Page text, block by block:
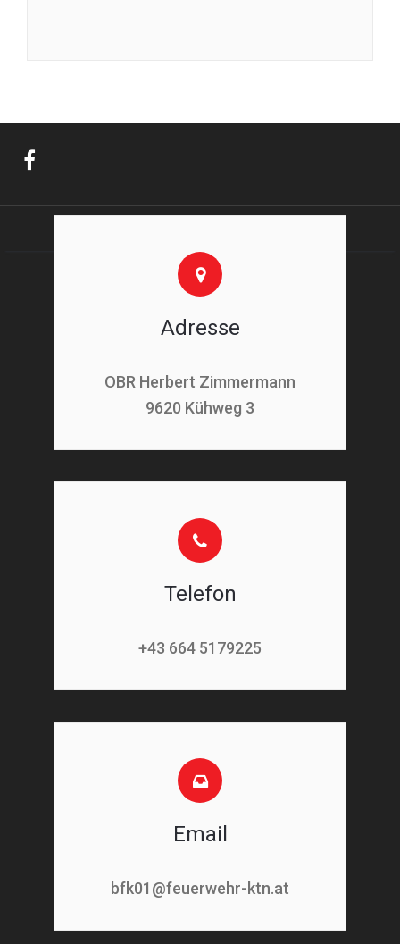
Adresse
OBR Herbert Zimmermann
9620 Kühweg 3
Telefon
+43 664 5179225
Email
bfk01@feuerwehr-ktn.at